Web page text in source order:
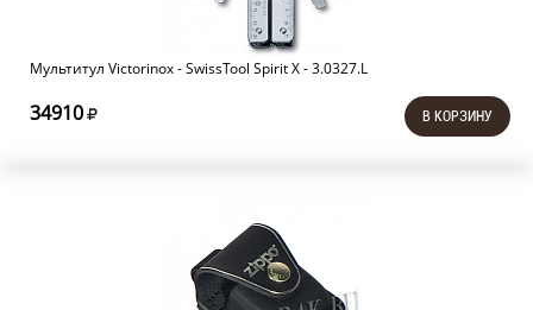
Мультитул Victorinox - SwissTool Spirit X - 3.0327.L
34910 В КОРЗИНУ